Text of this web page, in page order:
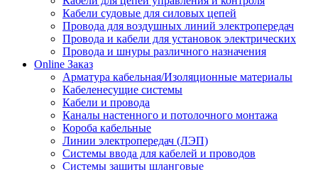
Кабели судовые для силовых цепей
Провода для воздушных линий электропередач
Провода и кабели для установок электрических
Провода и шнуры различного назначения
Online Заказ
Арматура кабельная/Изоляционные материалы
Кабеленесущие системы
Кабели и провода
Каналы настенного и потолочного монтажа
Короба кабельные
Линии электропередач (ЛЭП)
Системы ввода для кабелей и проводов
Системы защиты шланговые